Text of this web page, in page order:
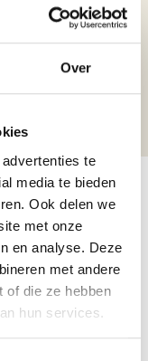
Over
te
media te bieden
Ook delen we
met onze
en analyse. Deze
met andere
of die ze hebben
hun services.
het
is het
het verhuisproces.
alles moet
moet ook efficiënt
of kleiner gaat